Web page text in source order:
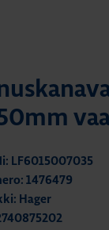
LF6015007035
1476479
Hager